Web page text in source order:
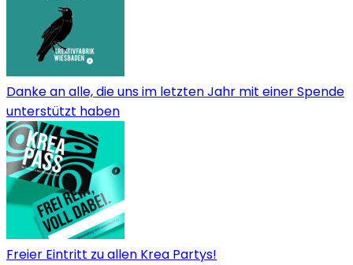
Danke an alle, die uns im letzten Jahr mit einer Spende
unterstützt haben
Freier Eintritt zu allen Krea Partys!